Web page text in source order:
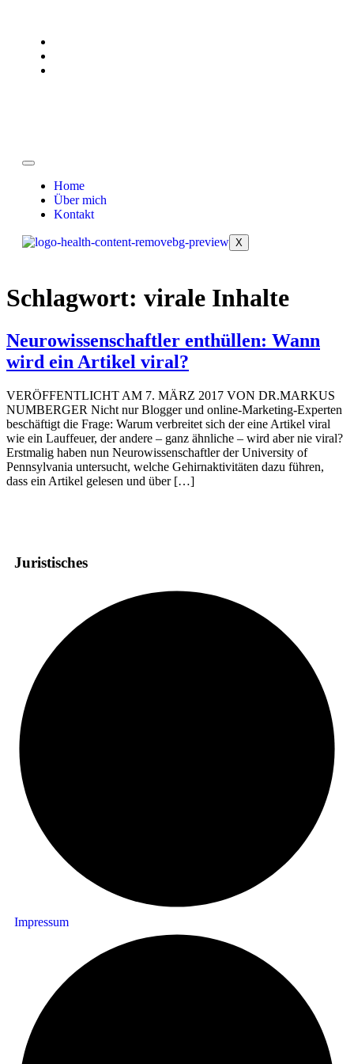
Home
Über mich
Kontakt
X
Schlagwort: virale Inhalte
Neurowissenschaftler enthüllen: Wann
wird ein Artikel viral?
VERÖFFENTLICHT AM 7. MÄRZ 2017 VON DR.MARKUS
NUMBERGER Nicht nur Blogger und online-Marketing-Experten
beschäftigt die Frage: Warum verbreitet sich der eine Artikel viral
wie ein Lauffeuer, der andere – ganz ähnliche – wird aber nie viral?
Erstmalig haben nun Neurowissenschaftler der University of
Pennsylvania untersucht, welche Gehirnaktivitäten dazu führen,
dass ein Artikel gelesen und über […]
Juristisches
Impressum